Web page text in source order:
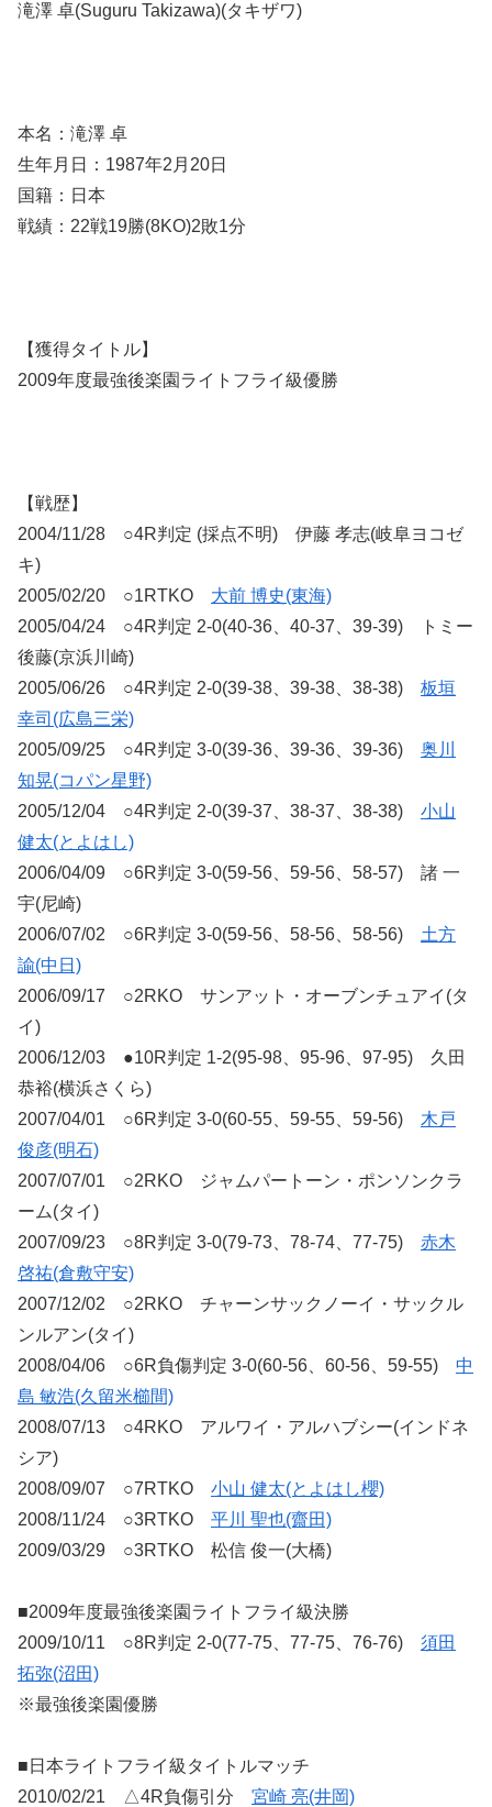
滝澤 卓(Suguru Takizawa)(タキザワ)
本名：滝澤 卓
生年月日：1987年2月20日
国籍：日本
戦績：22戦19勝(8KO)2敗1分
【獲得タイトル】
2009年度最強後楽園ライトフライ級優勝
【戦歴】
2004/11/28 ○4R判定 (採点不明) 伊藤 孝志(岐阜ヨコゼ
キ)
2005/02/20 ○1RTKO 大前 博史(東海)
2005/04/24 ○4R判定 2-0(40-36、40-37、39-39) トミー
後藤(京浜川崎)
2005/06/26 ○4R判定 2-0(39-38、39-38、38-38) 板垣
幸司(広島三栄)
2005/09/25 ○4R判定 3-0(39-36、39-36、39-36) 奥川
知晃(コパン星野)
2005/12/04 ○4R判定 2-0(39-37、38-37、38-38) 小山
健太(とよはし)
2006/04/09 ○6R判定 3-0(59-56、59-56、58-57) 諸 一
宇(尼崎)
2006/07/02 ○6R判定 3-0(59-56、58-56、58-56) 土方
諭(中日)
2006/09/17 ○2RKO サンアット・オーブンチュアイ(タ
イ)
2006/12/03 ●10R判定 1-2(95-98、95-96、97-95) 久田
恭裕(横浜さくら)
2007/04/01 ○6R判定 3-0(60-55、59-55、59-56) 木戸
俊彦(明石)
2007/07/01 ○2RKO ジャムパートーン・ポンソンクラ
ーム(タイ)
2007/09/23 ○8R判定 3-0(79-73、78-74、77-75) 赤木
啓祐(倉敷守安)
2007/12/02 ○2RKO チャーンサックノーイ・サックル
ンルアン(タイ)
2008/04/06 ○6R負傷判定 3-0(60-56、60-56、59-55) 中
島 敏浩(久留米櫛間)
2008/07/13 ○4RKO アルワイ・アルハブシー(インドネ
シア)
2008/09/07 ○7RTKO 小山 健太(とよはし櫻)
2008/11/24 ○3RTKO 平川 聖也(齋田)
2009/03/29 ○3RTKO 松信 俊一(大橋)
■2009年度最強後楽園ライトフライ級決勝
2009/10/11 ○8R判定 2-0(77-75、77-75、76-76) 須田
拓弥(沼田)
※最強後楽園優勝
■日本ライトフライ級タイトルマッチ
2010/02/21 △4R負傷引分 宮崎 亮(井岡)